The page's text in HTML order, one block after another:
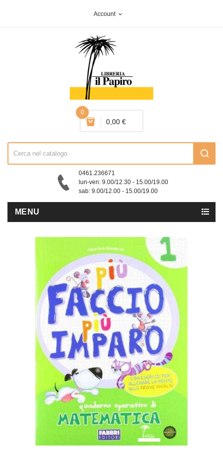
Account expand_more
0
0,00 €
0461.236671
lun-ven: 9.00/12.30 - 15.00/19.00
sab: 9.00/12.00 - 15.00/19.00
MENU